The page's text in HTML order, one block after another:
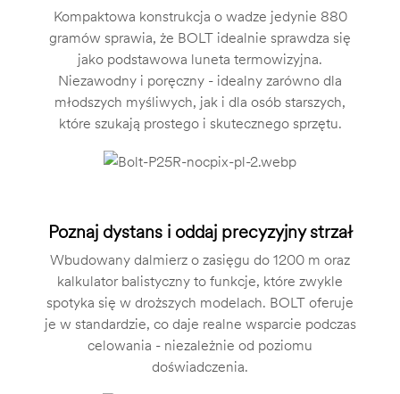
Kompaktowa konstrukcja o wadze jedynie 880
gramów sprawia, że BOLT idealnie sprawdza się
jako podstawowa luneta termowizyjna.
Niezawodny i poręczny - idealny zarówno dla
młodszych myśliwych, jak i dla osób starszych,
które szukają prostego i skutecznego sprzętu.
Poznaj dystans i oddaj precyzyjny strzał
Wbudowany dalmierz o zasięgu do 1200 m oraz
kalkulator balistyczny to funkcje, które zwykle
spotyka się w droższych modelach. BOLT oferuje
je w standardzie, co daje realne wsparcie podczas
celowania - niezależnie od poziomu
doświadczenia.